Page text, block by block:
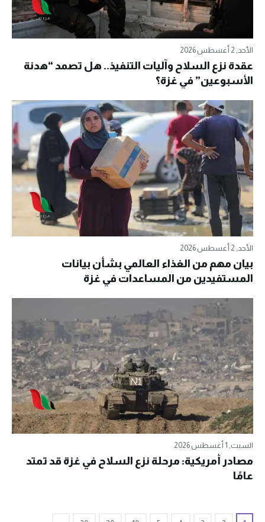
الأحد, 2 أغسطس 2026
عقدة نزع السلاح وآليات التنفيذ.. هل تصمد “هدنة
الأسبوعين” في غزة؟
الأحد, 2 أغسطس 2026
بيان مهم من الغذاء العالمي بشأن بيانات
المستفيدين من المساعدات في غزة
السبت, 1 أغسطس 2026
مصادر أمريكية: مرحلة نزع السلاح في غزة قد تمتد
عامًا